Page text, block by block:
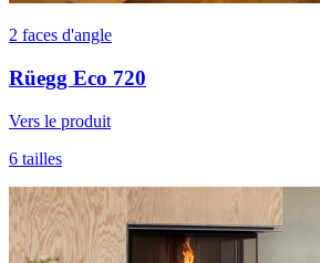
2 faces d'angle
Rüegg Eco 720
Vers le produit
6 tailles